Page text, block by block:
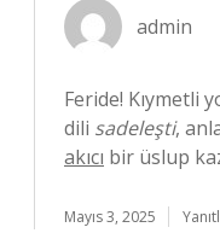
admin
Feride! Kıymetli
dili sadeleşti,
akıcı bir üslup
Mayıs 3, 2025